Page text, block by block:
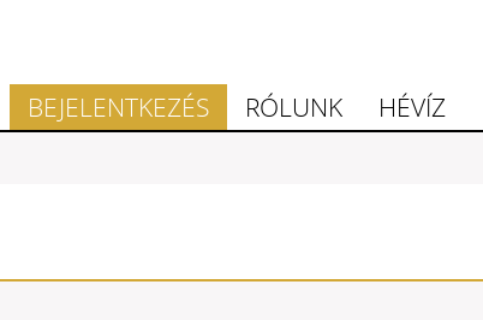
BEJELENTKEZÉS RÓLUNK HÉVÍZ